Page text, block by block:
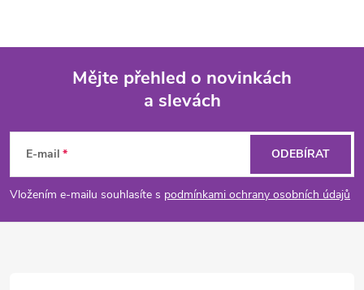
p
Mějte přehled o novinkách
a slevách
E-mail
Vložením e-mailu souhlasíte s podmínkami ochrany osobních údajů
ODEBÍRAT